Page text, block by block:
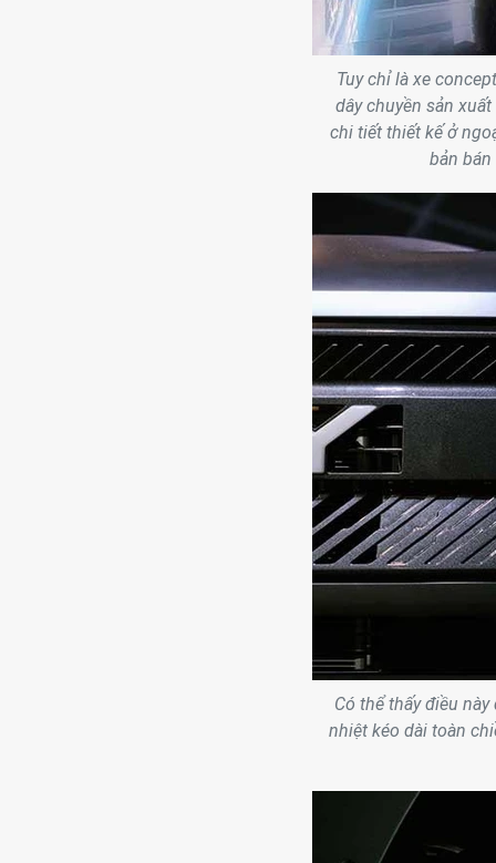
Tuy chỉ là xe
dây chuyền sản
chi tiết thiết kế ở
bản bán
Có thể thấy điều
nhiệt kéo dài toàn